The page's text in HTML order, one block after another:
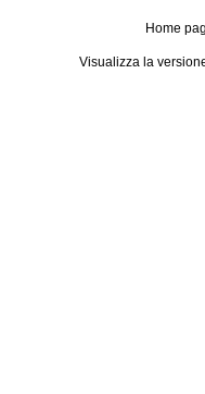
Home
Visualizza la